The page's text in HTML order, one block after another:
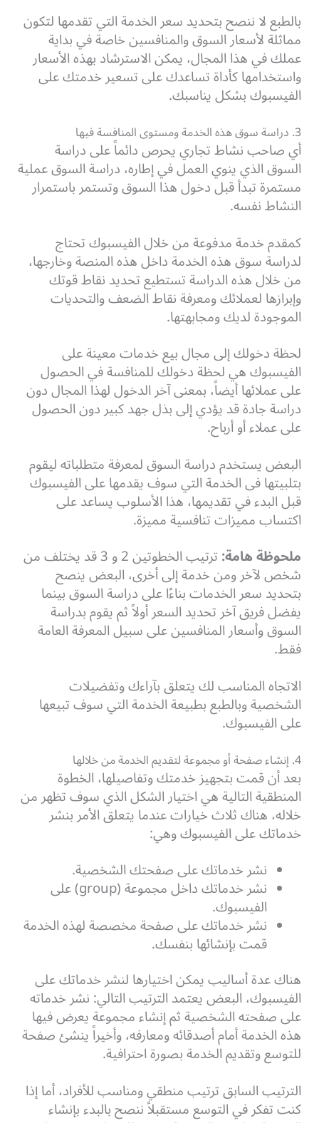
بالطبع لا ننصح بتحديد سعر الخدمة التي تقدمها لتكون
مماثلة لأسعار السوق والمنافسين خاصة في بداية
عملك في هذا المجال، يمكن الاسترشاد بهذه الأسعار
واستخدامها كأداة تساعدك على تسعير خدمتك على
الفيسبوك بشكل يناسبك.
3. دراسة سوق هذه الخدمة ومستوى المنافسة فيها
أي صاحب نشاط تجاري يحرص دائماً على دراسة
السوق الذي ينوي العمل في إطاره، دراسة السوق عملية
مستمرة تبدأ قبل دخول هذا السوق وتستمر باستمرار
النشاط نفسه.
كمقدم خدمة مدفوعة من خلال الفيسبوك تحتاج
لدراسة سوق هذه الخدمة داخل هذه المنصة وخارجها،
من خلال هذه الدراسة تستطيع تحديد نقاط قوتك
وإبرازها لعملائك ومعرفة نقاط الضعف والتحديات
الموجودة لديك ومجابهتها.
لحظة دخولك إلى مجال بيع خدمات معينة على
الفيسبوك هي لحظة دخولك للمنافسة في الحصول
على عملائها أيضاً، بمعنى آخر الدخول لهذا المجال دون
دراسة جادة قد يؤدي إلى بذل جهد كبير دون الحصول
على عملاء أو أرباح.
البعض يستخدم دراسة السوق لمعرفة متطلباته ليقوم
بتلبيتها فى الخدمة التي سوف يقدمها على الفيسبوك
قبل البدء في تقديمها، هذا الأسلوب يساعد على
اكتساب مميزات تنافسية مميزة.
ملحوظة هامة:
ترتيب الخطوتين 2 و 3 قد يختلف من
شخص لآخر ومن خدمة إلى أخرى، البعض ينصح
بتحديد سعر الخدمات بناءًا على دراسة السوق بينما
يفضل فريق آخر تحديد السعر أولاً ثم يقوم بدراسة
السوق وأسعار المنافسين على سبيل المعرفة العامة
فقط.
الاتجاه المناسب لك يتعلق بآراءك وتفضيلات
الشخصية وبالطبع بطبيعة الخدمة التي سوف تبيعها
على الفيسبوك.
4. إنشاء صفحة أو مجموعة لتقديم الخدمة من خلالها
بعد أن قمت بتجهيز خدمتك وتفاصيلها، الخطوة
المنطقية التالية هي اختيار الشكل الذي سوف تظهر من
خلاله، هناك ثلاث خيارات عندما يتعلق الأمر بنشر
خدماتك على الفيسبوك وهي:
نشر خدماتك على صفحتك الشخصية.
نشر خدماتك داخل مجموعة (group) على
الفيسبوك.
نشر خدماتك على صفحة مخصصة لهذه الخدمة
قمت بإنشائها بنفسك.
هناك عدة أساليب يمكن اختيارها لنشر خدماتك على
الفيسبوك، البعض يعتمد الترتيب التالي: نشر خدماته
على صفحته الشخصية ثم إنشاء مجموعة يعرض فيها
هذه الخدمة أمام أصدقائه ومعارفه، وأخيراً ينشئ صفحة
للتوسع وتقديم الخدمة بصورة احترافية.
الترتيب السابق ترتيب منطقي ومناسب للأفراد، أما إذا
كنت تفكر في التوسع مستقبلاً ننصح بالبدء بإنشاء